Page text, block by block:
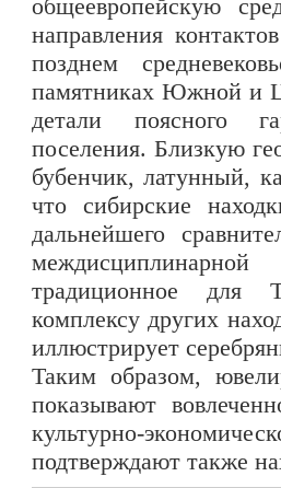
общеевропейскую
направления
позднем
памятниках Южной и
детали поясного
поселения. Близкую
бубенчик, латунный,
что сибирские
дальнейшего
традиционное для
комплексу других
иллюстрирует
Таким образом,
показывают
культурно-
подтверждают также